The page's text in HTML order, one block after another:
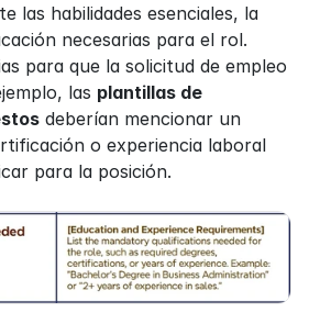
las habilidades esenciales, la
necesarias para el rol.
para que la solicitud de empleo
las plantillas de
deberían mencionar un
o experiencia laboral
para la posición.